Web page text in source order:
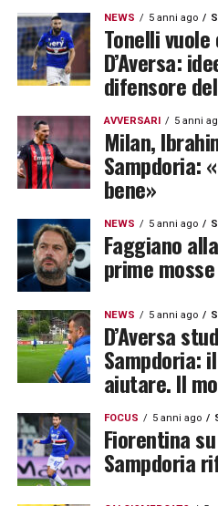
NEWS 5 anni ago
Tonelli
D’Aversa:
difensore
AVVERSARI 5 anni
Milan,
Sampdoria:
bene»
NEWS 5 anni ago
Faggiano
prime
NEWS 5 anni ago
D’Aversa
Sampdoria:
aiutare. Il
FOCUS 5 anni ago
Fiorentina
Sampdoria